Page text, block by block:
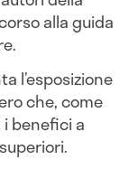
alla guida
l’esposizione
che, come
benefici a